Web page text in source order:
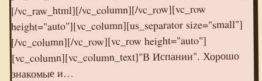
[/vc_raw_html][/vc_column][/vc_row][vc_row
height="auto"][vc_column][us_separator size="small"]
[/vc_column][/vc_row][vc_row height="auto"]
[vc_column][vc_column_text]"В Испании". Хорошо
знакомые и…